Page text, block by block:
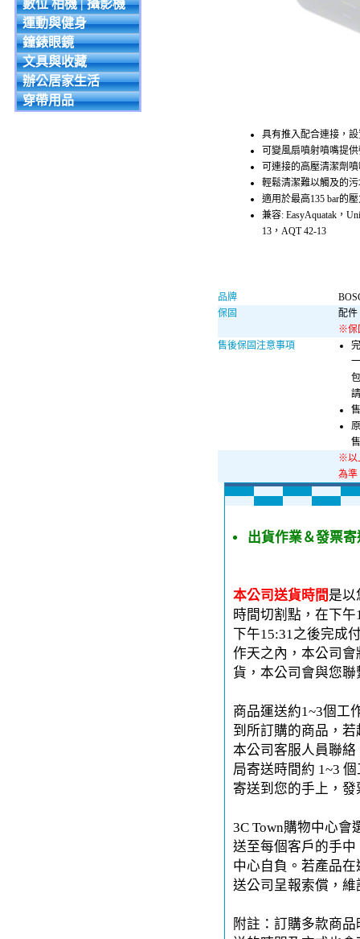
數位 相機 | 攝影機
運動與健身
鐘錶眼鏡
文具與收藏
辦公居家生活
穿帶用品
具有推入配合連接，
可變風扇噴射噴嘴提
可連接的高壓清潔劑
輕鬆清潔難以觸及的
適用於最高135 bar的
兼容: EasyAquatak，
13，AQT 42-13
品牌
保固
配件
※保
售後保固注意事項
※以
為準
出貨作業＆發票寄
本公司送貨時間 是以
時間切割點，在下
下午15:31之後完成
作天之內，本公司
貨，本公司會與您
商品運送約1~3個工
到所訂購的商品，
本公司客服人員聯
局寄送時間約 1~3
寄送到您的手上，
3C Town購物中心
送至每個客戶的手中
中心自負。若產品
送公司呈報索償，
附註：訂購多款商